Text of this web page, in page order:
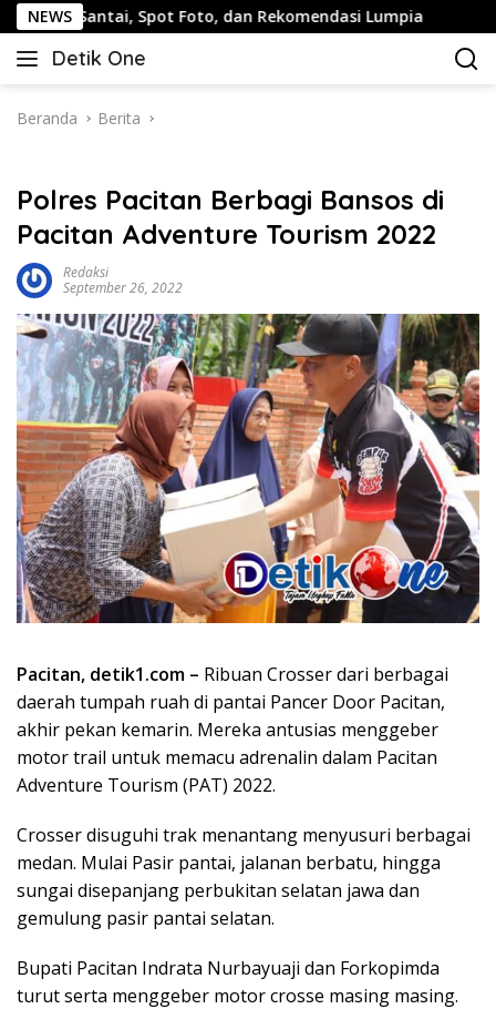
Langsung
ke
konten
NEWS
Spot Foto, dan Rekomendasi Lumpia Panduan
Detik One
Tajam
Fakta
Beranda Berita
Polres Pacitan Berbagi Bansos di
Pacitan Adventure Tourism 2022
Redaksi
September 26, 2022
Pacitan, detik1.com – Ribuan Crosser dari berbagai
daerah tumpah ruah di pantai Pancer Door Pacitan,
akhir pekan kemarin. Mereka antusias menggeber
motor trail untuk memacu adrenalin dalam Pacitan
Adventure Tourism (PAT) 2022.
Crosser disuguhi trak menantang menyusuri berbagai
medan. Mulai Pasir pantai, jalanan berbatu, hingga
sungai disepanjang perbukitan selatan jawa dan
gemulung pasir pantai selatan.
Bupati Pacitan Indrata Nurbayuaji dan Forkopimda
turut serta menggeber motor crosse masing masing.